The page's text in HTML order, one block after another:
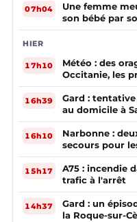
07h04
Une femme
son bébé par
HIER
17h10
Météo : des
Occitanie, les
16h39
Gard :
au domicile à
16h10
Narbonne :
secours pour
15h17
A75 : incendie
trafic à l'arrêt
14h37
Gard : un
la Roque-sur-